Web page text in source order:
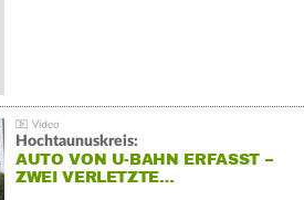
Hochtaunuskreis:
AUTO VON U-BAHN ERFASST –
ZWEI VERLETZTE…